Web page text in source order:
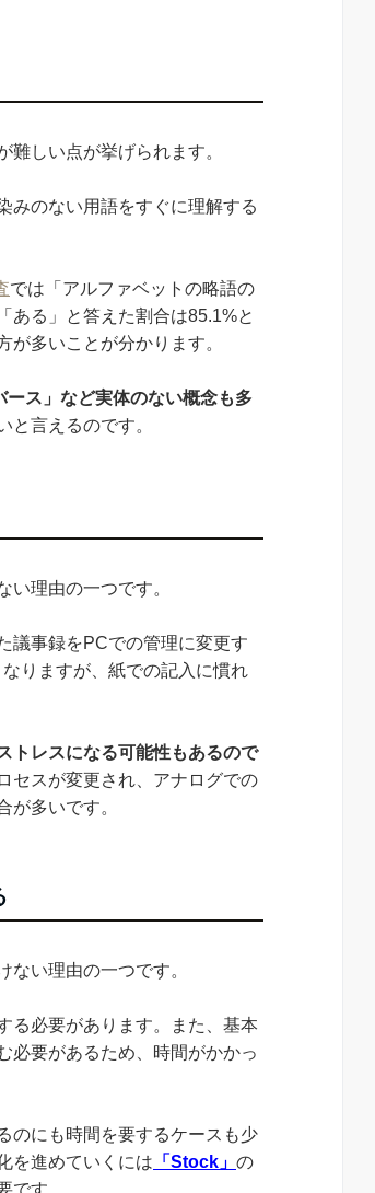
しい点が挙げられます。
みのない用語をすぐに理解する
では「アルファベットの略語の
ある」と答えた割合は85.1%と
多いことが分かります。
ス」など実体のない概念も多
と言えるのです。
理由の一つです。
議事録をPCでの管理に変更す
りますが、紙での記入に慣れ
トレスになる可能性もあるので
セスが変更され、アナログでの
が多いです。
い理由の一つです。
る必要があります。また、基本
必要があるため、時間がかかっ
のにも時間を要するケースも少
を進めていくには 「Stock」 の